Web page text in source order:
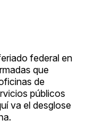
federal en
que
de
públicos
va el desglose